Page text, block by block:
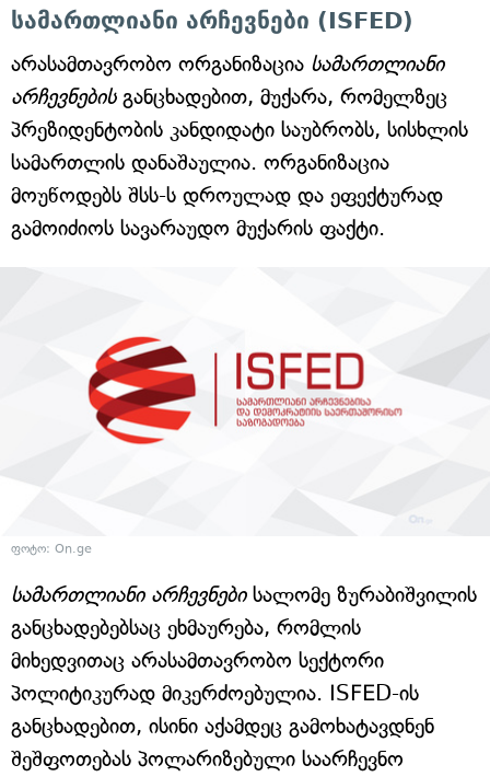
სამართლიანი არჩევნები (ISFED)
არასამთავრობო ორგანიზაცია სამართლიანი
არჩევნებისგანცხადებით, მუქარა, რომელზეც
პრეზიდენტობის კანდიდატი საუბრობს, სისხლის
სამართლის დანაშაულია. ორგანიზაცია
მოუწოდებს შსს-ს დროულად და ეფექტურად
გამოიძიოს სავარაუდო მუქარის ფაქტი.
ფოტო: On.ge
სამართლიანი არჩევნებისალომე ზურაბიშვილის
განცხადებებსაც ეხმაურება, რომლის
მიხედვითაც არასამთავრობო სექტორი
პოლიტიკურად მიკერძოებულია. ISFED-ის
განცხადებით, ისინი აქამდეც გამოხატავდნენ
შეშფოთებას პოლარიზებული საარჩევნო